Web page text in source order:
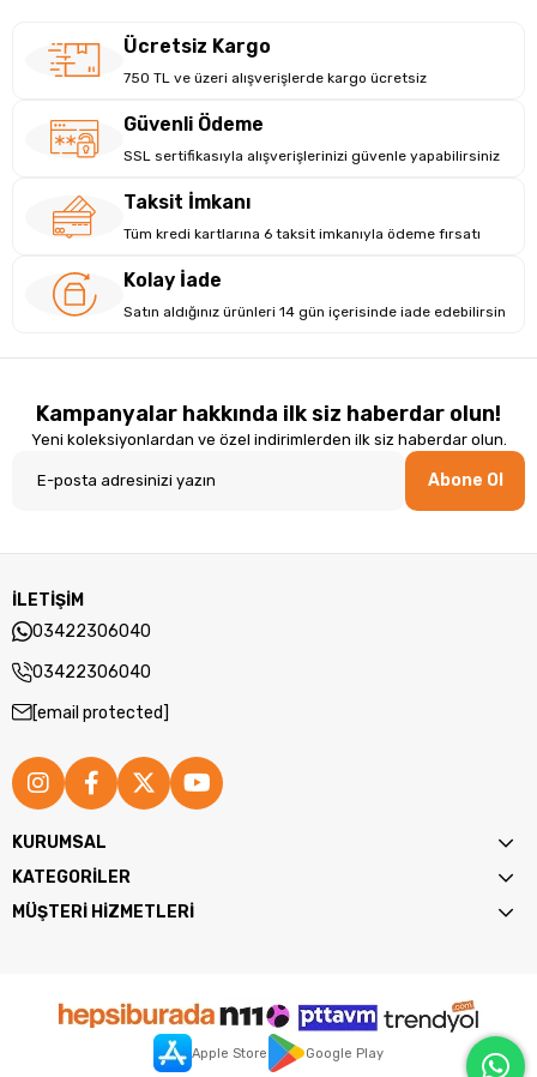
Ücretsiz Kargo
750 TL ve üzeri alışverişlerde kargo ücretsiz
Güvenli Ödeme
SSL sertifikasıyla alışverişlerinizi güvenle yapabilirsiniz
Taksit İmkanı
Tüm kredi kartlarına 6 taksit imkanıyla ödeme fırsatı
Kolay İade
Satın aldığınız ürünleri 14 gün içerisinde iade edebilirsin
Kampanyalar hakkında ilk siz haberdar olun!
Yeni koleksiyonlardan ve özel indirimlerden ilk siz haberdar olun.
Abone Ol
İLETİŞİM
03422306040
03422306040
[email protected]
KURUMSAL
KATEGORİLER
MÜŞTERİ HİZMETLERİ
Apple Store Google Play